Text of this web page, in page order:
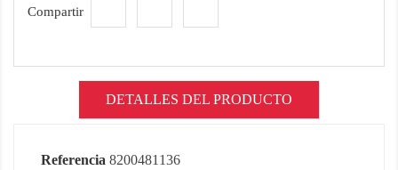
Compartir
DETALLES DEL PRODUCTO
Referencia 8200481136